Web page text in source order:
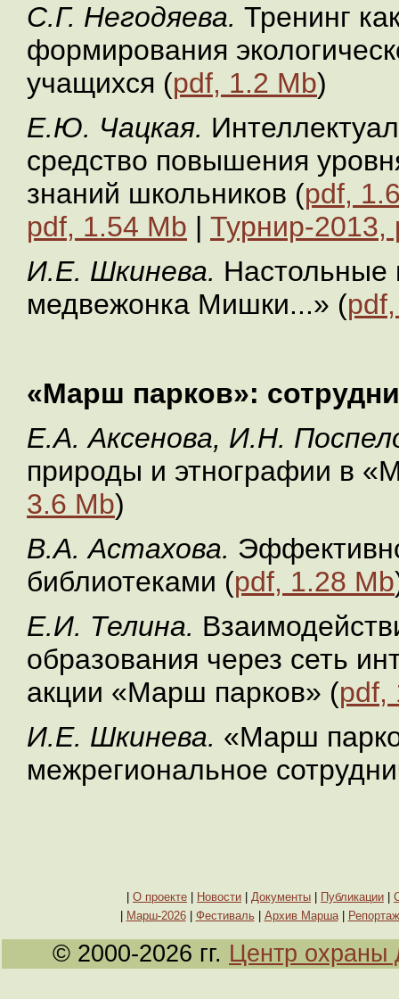
С.Г. Негодяева. Тренинг
формирования
учащихся (pdf, 1.2 Mb)
Е.Ю. Чацкая.
средство повышения
знаний школьников (pdf,
pdf, 1.54 Mb | Турнир-2013,
И.Е. Шкинева. Настольные
медвежонка Мишки...» (
«Марш парков»:
Е.А. Аксенова, И.Н.
природы и этнографии в
3.6 Mb)
В.А. Астахова.
библиотеками (pdf, 1.28 Mb
Е.И. Телина.
образования через сеть
акции «Марш парков» (pdf,
И.Е. Шкинева. «Марш
межрегиональное
О проекте Новости Документы Публикации
Марш-2026| Фестиваль| Архив Марша|
© 2000-2026 гг. Центр охраны